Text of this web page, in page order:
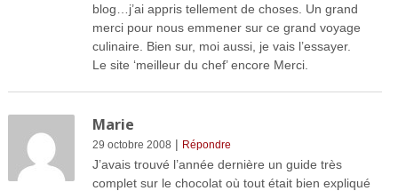
blog…j’ai appris tellement de choses. Un grand
merci pour nous emmener sur ce grand voyage
culinaire. Bien sur, moi aussi, je vais l’essayer.
Le site ‘meilleur du chef’ encore Merci.
Marie
29 octobre 2008 | Répondre
J’avais trouvé l’année dernière un guide très
complet sur le chocolat où tout était bien expliqué